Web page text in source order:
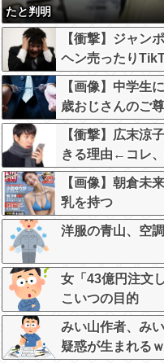
たと判明
【衝撃】ジャン
ヘン売ったり
示談しなかった
【画像】中学生
歳おじさんのご
【衝撃】広末涼
きる理由←コレ
w w w
【画像】朝倉未
乳を持つ
洋服の青山、空
女「43億円注
こいつの目的
みい山作者、み
疑惑が生まれる